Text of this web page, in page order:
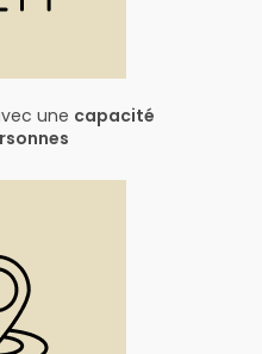
une capacité